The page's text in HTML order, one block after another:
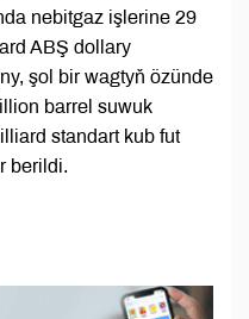
nebitgaz işlerine 29
ABŞ dollary
şol bir wagtyň özünde
barrel suwuk
standart kub fut
berildi.